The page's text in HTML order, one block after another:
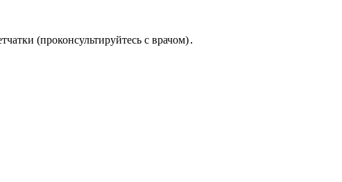
(проконсультируйтесь с врачом)․